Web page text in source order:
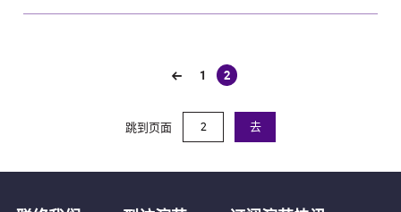
1 2
(current)
跳到页面 去